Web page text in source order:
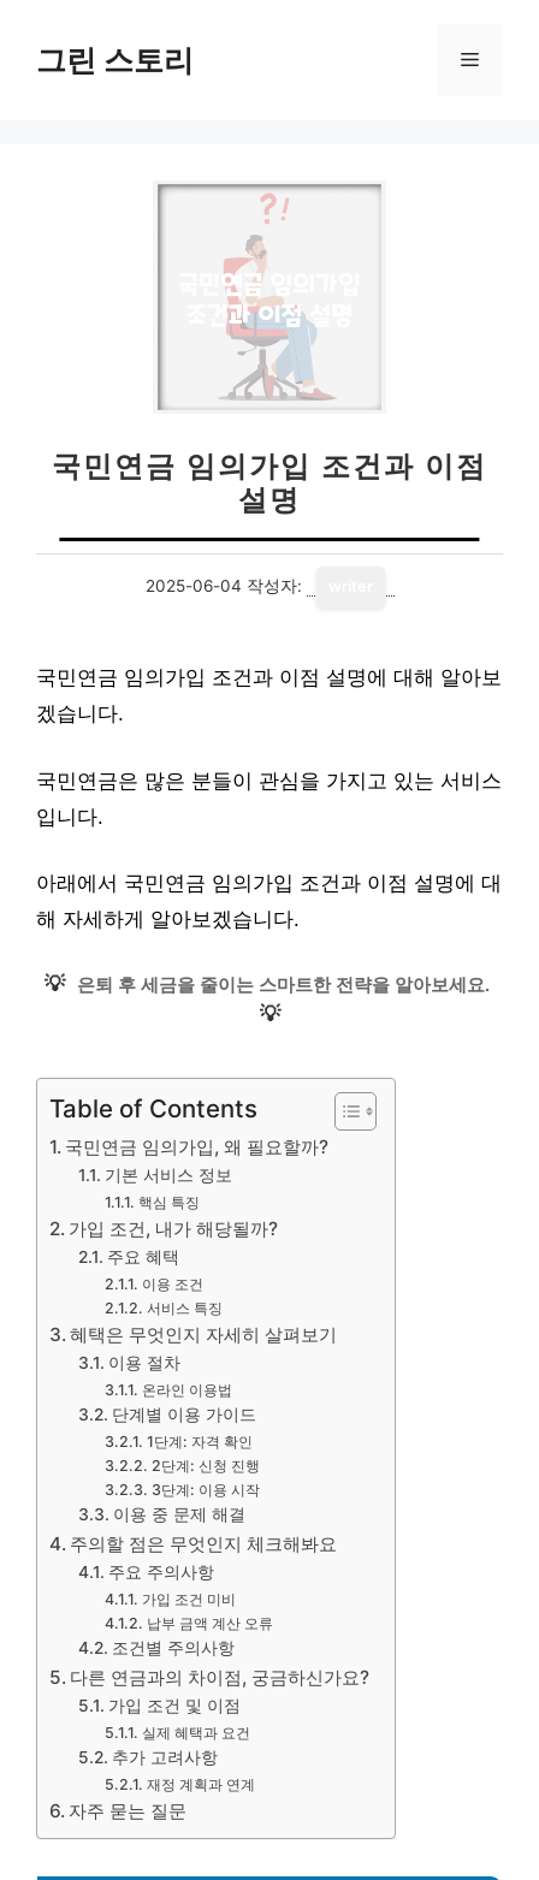
그린 스토리 메
국민연금 임의가입 조건과 이점
설명
2025-06-04 작성자:
국민연금 임의가입 조건과 이점 설명에 대해 알아보
겠습니다.
국민연금은 많은 분들이 관심을 가지고 있는 서비스
입니다.
아래에서 국민연금 임의가입 조건과 이점 설명에 대
해 자세하게 알아보겠습니다.
💡 은퇴 후 세금을 줄이는 스마트한 전략을 알아보세요.
💡
Table of Contents
국민연금 임의가입, 왜 필요할까?
기본 서비스 정보
핵심 특징
가입 조건, 내가 해당될까?
주요 혜택
이용 조건
서비스 특징
혜택은 무엇인지 자세히 살펴보기
이용 절차
온라인 이용법
단계별 이용 가이드
1단계: 자격 확인
2단계: 신청 진행
3단계: 이용 시작
이용 중 문제 해결
주의할 점은 무엇인지 체크해봐요
주요 주의사항
가입 조건 미비
납부 금액 계산 오류
조건별 주의사항
다른 연금과의 차이점, 궁금하신가요?
가입 조건 및 이점
실제 혜택과 요건
추가 고려사항
재정 계획과 연계
자주 묻는 질문